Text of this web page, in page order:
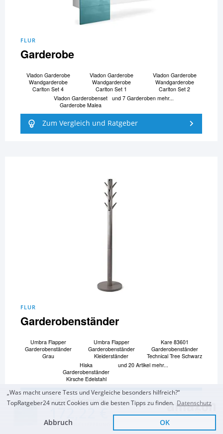
Zum Top Angebot
KOSTENLOSE LIEFERUNG
FLUR
Garderobe
Vladon Garderobe
Wandgarderobe
Carlton Set 4
Vladon Garderobe
Wandgarderobe
Carlton Set 1
Vladon Garderobe
Wandgarderobe
Carlton Set 2
Vladon Garderobenset
Garderobe Malea
und 7 Garderoben mehr...
Zum Vergleich und Ratgeber
FLUR
Garderobenständer
Umbra Flapper
Garderobenständer
Grau
Umbra Flapper
Garderobenständer
Kleiderständer
Kare 83601
Garderobenständer
Technical Tree Schwarz
Hiska
Garderobenständer
Kirsche Edelstahl
und 20 Artikel mehr...
Zum Vergleich und Ratgeber
„Was macht unsere Tests und Vergleiche besonders hilfreich?“
TopRatgeber24 nutzt Cookies um die besten Tipps zu finden. Datenschutz
Abbruch OK